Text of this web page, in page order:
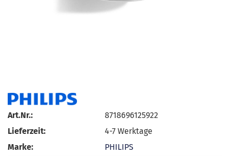
Art.Nr.:
8718696125922
Lieferzeit:
4-7 Werktage
Marke:
PHILIPS